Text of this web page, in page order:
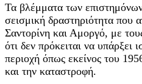
Τα βλέμματα των
σεισμική δραστηριότητα που
Σαντορίνη και Αμοργό, με
ότι δεν πρόκειται να υπάρξει
περιοχή όπως εκείνος του
και την καταστροφή.